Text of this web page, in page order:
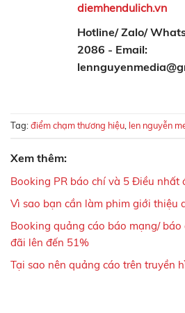
diemhendulich.vn
Hotline/ Zalo/
2086 - Email:
Tag:điểm chạm thương hiệu, len nguyễn
Xem thêm:
Booking PR báo chí và 5 Điều nhất
Vì sao bạn cần làm phim giới thiệu
Booking quảng cáo báo mạng/
đãi lên đến 51%
Tại sao nên quảng cáo trên truyền